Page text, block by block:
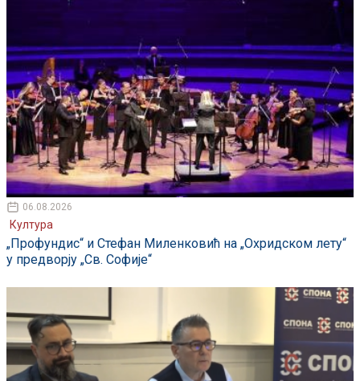
06.08.2026
Култура
„Профундис“ и Стефан Миленковић на „Охридском лету“
у предворју „Св. Софије“